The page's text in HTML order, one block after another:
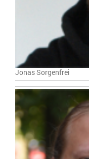
Jonas Sorgenfrei